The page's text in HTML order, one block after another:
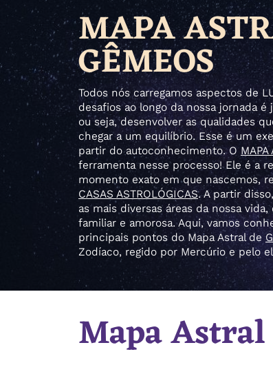
MAPA
GÊMEOS
Todos nós carregamos aspectos de
desafios ao longo da nossa jornada
ou seja, desenvolver as qualidades
chegar a um equilíbrio. Esse é um
partir do autoconhecimento. O MAPA
ferramenta nesse processo! Ele é a
momento exato em que nascemos,
CASAS ASTROLÓGICAS. A partir
as mais diversas áreas da nossa
familiar e amorosa. Aqui, vamos
principais pontos do Mapa Astral de
Zodíaco, regido por Mercúrio e pelo
Mapa Astral